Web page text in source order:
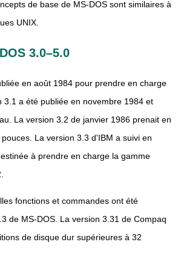
de base de MS-DOS sont similaires à
UNIX.
3.0–5.0
en août 1984 pour prendre en charge
3.1 a été publiée en novembre 1984 et
La version 3.2 de janvier 1986 prenait en
La version 3.3 d'IBM a suivi en
à prendre en charge la gamme
fonctions et commandes ont été
de MS-DOS. La version 3.31 de Compaq
de disque dur supérieures à 32